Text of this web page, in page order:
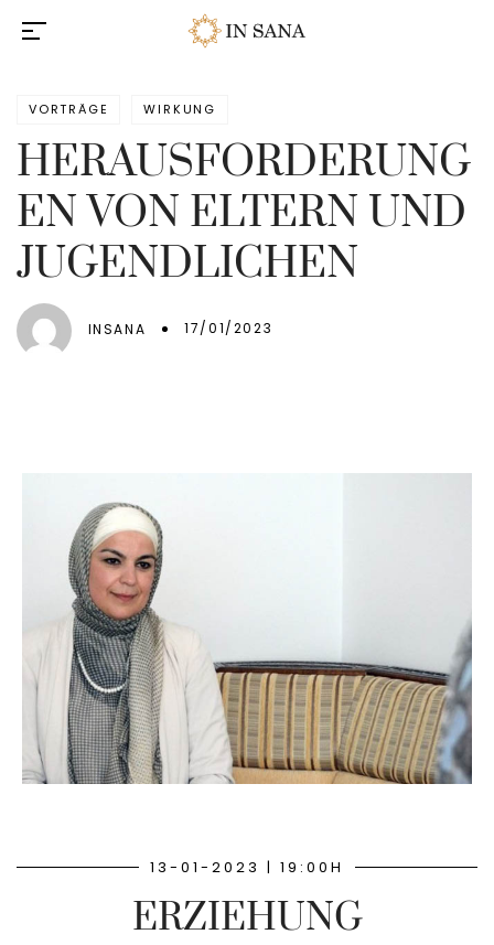
VORTRÄGE WIRKUNG
HERAUSFORDERUNG
EN VON ELTERN UND
JUGENDLICHEN
INSANA 17/01/2023
13-01-2023 | 19:00H
ERZIEHUNG